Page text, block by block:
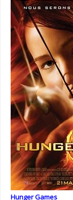
Hunger Games